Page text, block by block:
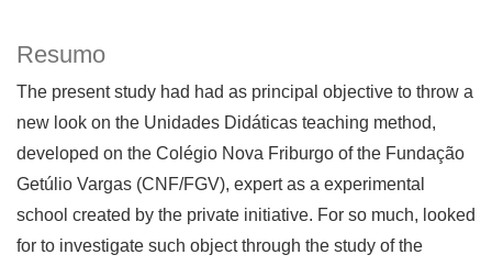
Resumo
The present study had had as principal objective to throw a
new look on the Unidades Didáticas teaching method,
developed on the Colégio Nova Friburgo of the Fundação
Getúlio Vargas (CNF/FGV), expert as a experimental
school created by the private initiative. For so much, looked
for to investigate such object through the study of the